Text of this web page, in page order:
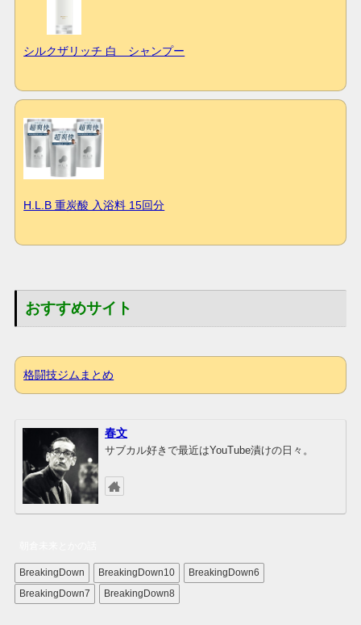
シルクザリッチ 白 シャンプー
H.L.B 重炭酸 入浴料 15回分
おすすめサイト
格闘技ジムまとめ
春文
サブカル好きで最近はYouTube漬けの日々。
BreakingDown BreakingDown10
BreakingDown6
BreakingDown7
BreakingDown8